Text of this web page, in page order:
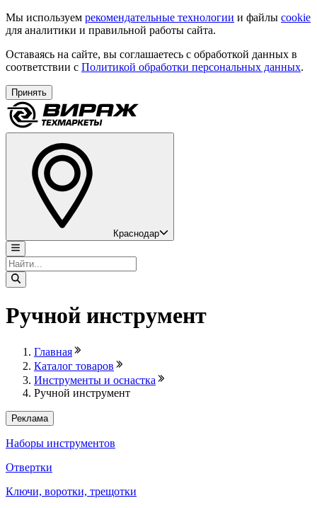
Мы используем рекомендательные технологии и файлы cookie
для аналитики и правильной работы сайта.
Оставаясь на сайте, вы соглашаетесь с обработкой данных в
соответствии с Политикой обработки персональных данных.
Принять
Краснодар
Ручной инструмент
Главная
Каталог товаров
Инструменты и оснастка
Ручной инструмент
Реклама
Наборы инструментов
Отвертки
Ключи, воротки, трещотки